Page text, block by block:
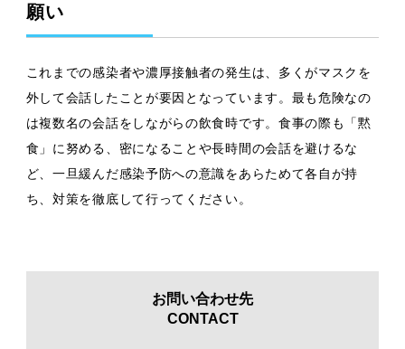
願い
これまでの感染者や濃厚接触者の発生は、多くがマスクを
外して会話したことが要因となっています。最も危険なの
は複数名の会話をしながらの飲食時です。食事の際も「黙
食」に努める、密になることや長時間の会話を避けるな
ど、一旦緩んだ感染予防への意識をあらためて各自が持
ち、対策を徹底して行ってください。
お問い合わせ先
CONTACT